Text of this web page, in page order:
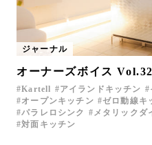
ジャーナル
オーナーズボイス
Kartell アイランドキッチン
オープンキッチン
ゼロ動線キ
パラレロシンク
メタリックダ
対面キッチン